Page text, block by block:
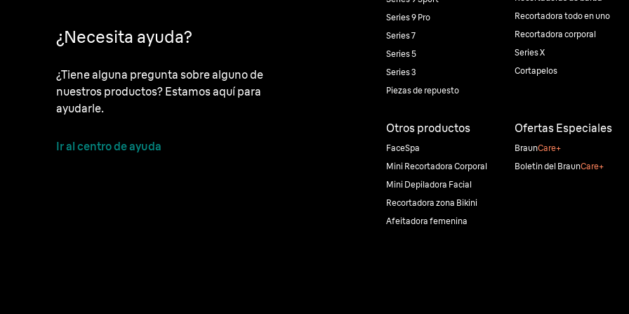
¿Necesita ayuda?
¿Tiene alguna pregunta sobre alguno de
nuestros productos? Estamos aquí para
ayudarle.
Ir al centro de ayuda
Series 9 Pro
Series 7
Series 5
Series 3
Piezas de repuesto
Recortadora todo en uno
Recortadora corporal
Series X
Cortapelos
Otros productos
FaceSpa
Mini Recortadora Corporal
Mini Depiladora Facial
Recortadora zona Bikini
Afeitadora femenina
Ofertas Especiales
BraunCare+
Boletin del BraunCare+